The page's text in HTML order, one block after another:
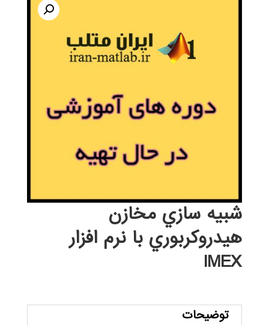
شبيه سازي مخازن
هيدروكربوري با نرم افزار
IMEX
توضیحات